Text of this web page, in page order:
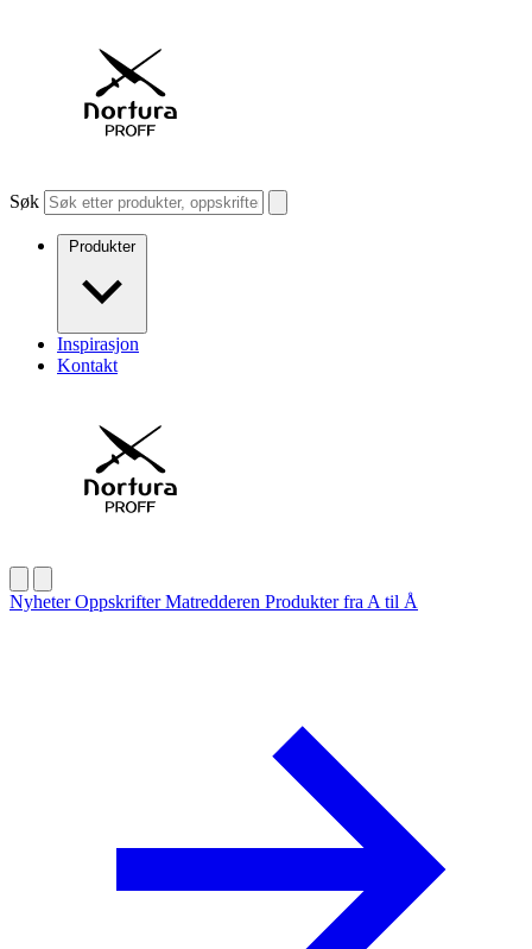
Søk
Produkter
Inspirasjon
Kontakt
NyheterOppskrifterMatredderen Produkter fra A til Å